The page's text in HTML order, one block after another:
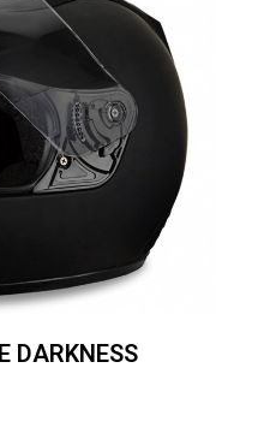
DARKNESS